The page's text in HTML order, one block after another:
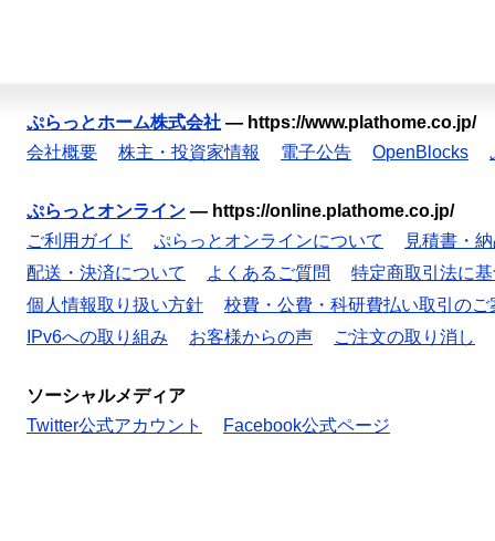
ぷらっとホーム株式会社 — https://www.plathome.co.jp/
会社概要
株主・投資家情報 電子公告 OpenBlocks
ぷらっとオンライン — https://online.plathome.co.jp/
ご利用ガイド
ぷらっとオンラインについて
見積書・
配送・決済について
よくあるご質問
特定商取引法に
個人情報取り扱い方針
校費・公費・科研費払い取引のご
IPv6への取り組み
お客様からの声 ご注文の取り消し
ソーシャルメディア
Twitter公式アカウント
Facebook公式ページ